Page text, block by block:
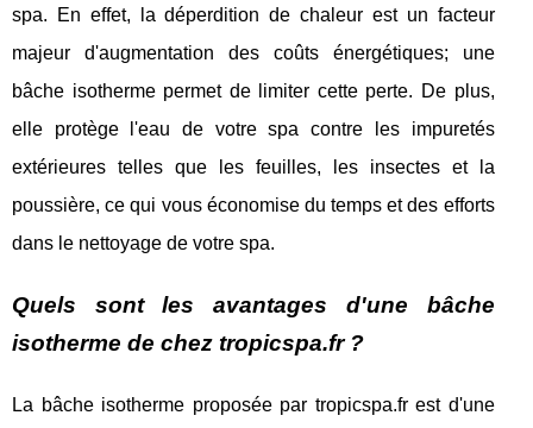
spa. En effet, la déperdition de chaleur est un facteur
majeur d'augmentation des coûts énergétiques; une
bâche isotherme permet de limiter cette perte. De plus,
elle protège l'eau de votre spa contre les impuretés
extérieures telles que les feuilles, les insectes et la
poussière, ce qui vous économise du temps et des efforts
dans le nettoyage de votre spa.
Quels sont les avantages d'une bâche
isotherme de chez tropicspa.fr ?
La bâche isotherme proposée par tropicspa.fr est d'une